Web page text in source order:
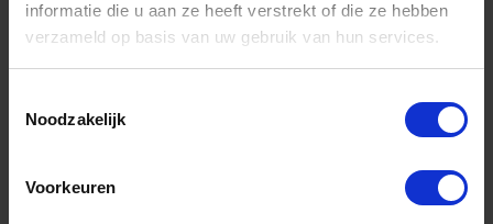
informatie die u aan ze heeft verstrekt of die ze hebben
verzameld op basis van uw gebruik van hun services.
Noodzakelijk
Voorkeuren
ROTEC Conusuitdrijver No. 1 (MC1 & 2)
Gtin: 8717832030687,VARO180.9001